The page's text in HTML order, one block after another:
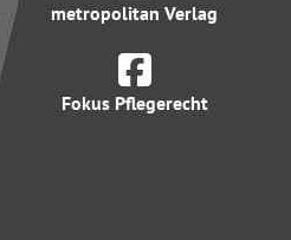
metropolitan Verlag
Fokus Pflegerecht